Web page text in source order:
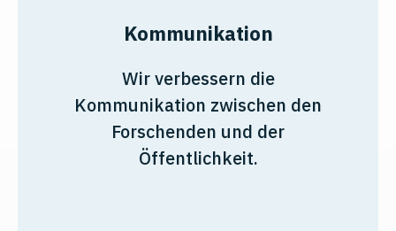
Kommunikation
Wir verbessern die
Kommunikation zwischen den
Forschenden und der
Öffentlichkeit.